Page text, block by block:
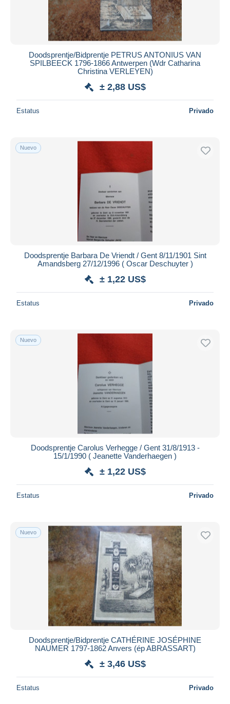
Doodsprentje/Bidprentje PETRUS ANTONIUS VAN
SPILBEECK 1796-1866 Antwerpen (Wdr Catharina
Christina VERLEYEN)
± 2,88 US$
Estatus Privado
Nuevo
Doodsprentje Barbara De Vriendt / Gent 8/11/1901 Sint
Amandsberg 27/12/1996 ( Oscar Deschuyter )
± 1,22 US$
Estatus Privado
Nuevo
Doodsprentje Carolus Verhegge / Gent 31/8/1913 -
15/1/1990 ( Jeanette Vanderhaegen )
± 1,22 US$
Estatus Privado
Nuevo
Doodsprentje/Bidprentje CATHÉRINE JOSÉPHINE
NAUMER 1797-1862 Anvers (ép ABRASSART)
± 3,46 US$
Estatus Privado